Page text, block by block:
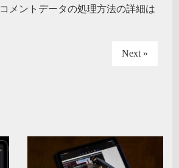
コメントデータの処理方法の詳細は
Next »